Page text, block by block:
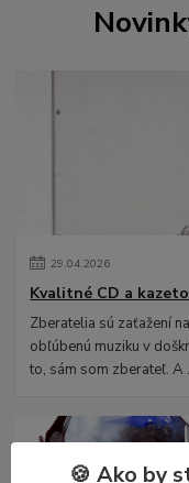
29.04.2026
Kvalitné CD a
Zberatelia sú zaťažení
obľúbenú muziku v
to, sám som zberateľ. A
🍪 Ako by